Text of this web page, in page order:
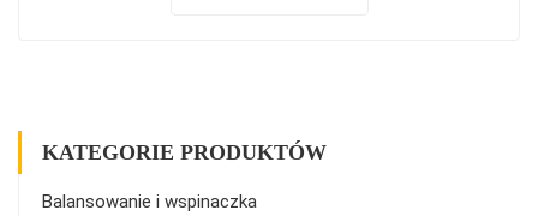
KATEGORIE PRODUKTÓW
Balansowanie i wspinaczka